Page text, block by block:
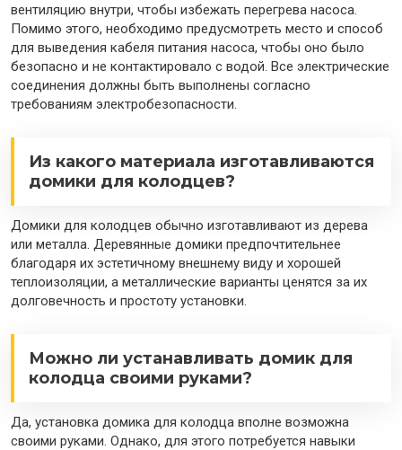
вентиляцию внутри, чтобы избежать перегрева насоса.
Помимо этого, необходимо предусмотреть место и способ
для выведения кабеля питания насоса, чтобы оно было
безопасно и не контактировало с водой. Все электрические
соединения должны быть выполнены согласно
требованиям электробезопасности.
Из какого материала изготавливаются
домики для колодцев?
Домики для колодцев обычно изготавливают из дерева
или металла. Деревянные домики предпочтительнее
благодаря их эстетичному внешнему виду и хорошей
теплоизоляции, а металлические варианты ценятся за их
долговечность и простоту установки.
Можно ли устанавливать домик для
колодца своими руками?
Да, установка домика для колодца вполне возможна
своими руками. Однако, для этого потребуется навыки